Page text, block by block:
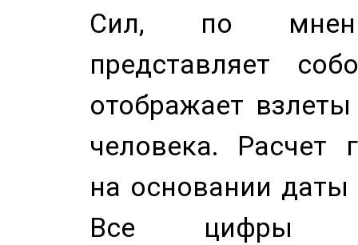
Сил, по
представляет
отображает
человека. Расчет
на основании
Все цифры